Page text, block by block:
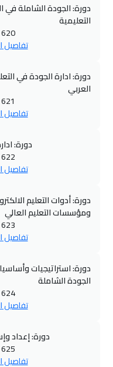
دورة: الجودة الشاملة في
التعليمية
تفاصيل
دورة: ادارة الجودة في
العربي
تفاصيل
دورة:
تفاصيل
دورة: أدوات التعليم
ومؤسسات التعليم العالي
تفاصيل
دورة: استراتيجيات
الجودة الشاملة
تفاصيل
دورة: إعداد
تفاصيل